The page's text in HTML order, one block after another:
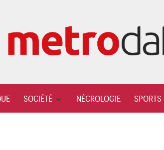
SOCIÉTÉ NÉCROLOGIE SPORTS